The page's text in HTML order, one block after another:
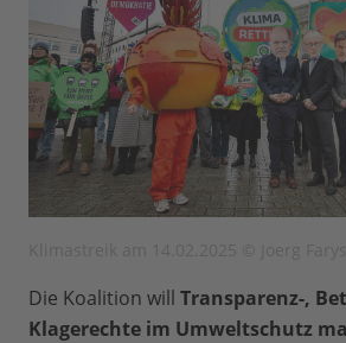
Die Koalition will Transparenz-,
Klagerechte im Umweltschutz